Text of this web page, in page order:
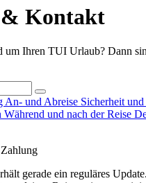
Kontakt
um Ihren TUI Urlaub? Dann
An- und Abreise Sicherheit
Während und nach der Reise
gerade ein reguläres